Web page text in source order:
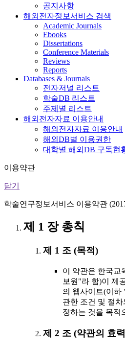
공지사항
해외전자정보서비스 검색
Academic Journals
Ebooks
Dissertations
Conference Materials
Reviews
Reports
Databases & Journals
전자저널 리스트
학술DB 리스트
주제별 리스트
해외전자자료 이용안내
해외전자자료 이용안내
해외DB별 이용권한
대학별 해외DB 구독현
이용약관
닫기
학술연구정보서비스 이용약관
제 1 장 총칙
제 1 조 (목적)
이 약관은 한국교
보원"라 함)이 제
의 웹사이트(이하
관한 조건 및 절
정하는 것을 목적
제 2 조 (약관의 효